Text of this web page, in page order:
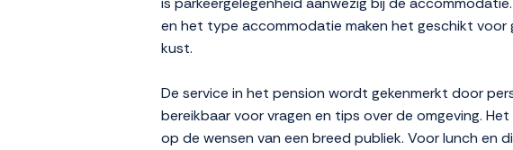
en het type accommodatie maken het geschikt voor
kust.
De service in het pension wordt gekenmerkt door
bereikbaar voor vragen en tips over de omgeving.
op de wensen van een breed publiek. Voor lunch en